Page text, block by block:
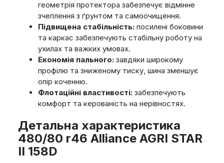
геометрія протектора забезпечує відмінне
зчеплення з ґрунтом та самоочищення.
Підвищена стабільність:посилені боковини
та каркас забезпечують стабільну роботу на
ухилах та важких умовах.
Економія пального:завдяки широкому
профілю та зниженому тиску, шина зменшує
опір коченню.
Флотаційні властивості:забезпечують
комфорт та керованість на нерівностях.
Детальна характеристика
480/80 r46 Alliance AGRI STAR
II 158D